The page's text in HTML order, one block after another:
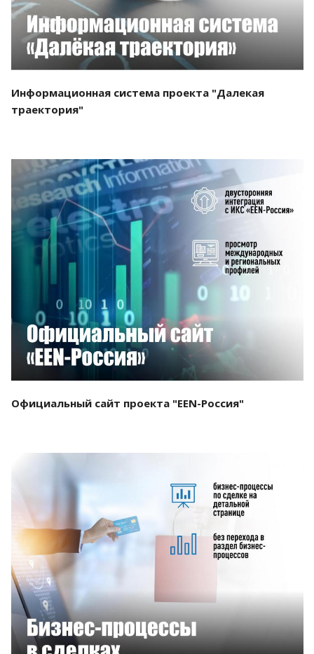
Информационная система проекта "Далекая
траектория"
Смотреть проект
Официальный сайт проекта "EEN-Россия"